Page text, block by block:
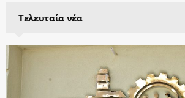
Τελευταία νέα